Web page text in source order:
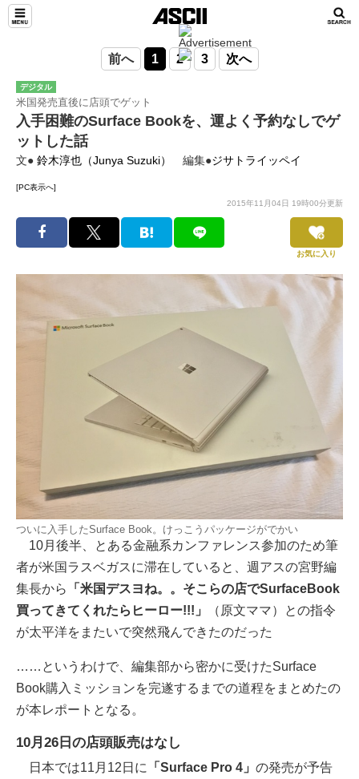
前へ 1 2 3 次へ
デジタル
米国発売直後に店頭でゲット
入手困難のSurface Bookを、運よく予約なしでゲ
ットした話
文● 鈴木淳也（Junya Suzuki） 編集●ジサトライッペイ
[PC表示へ]
2015年11月04日 19時00分更新
お気に入り
ついに入手したSurface Book。けっこうパッケージがでかい
10月後半、とある金融系カンファレンス参加のため筆
者が米国ラスベガスに滞在していると、週アスの宮野編
集長から
「米国デスヨね。。そこらの店でSurfaceBook
買ってきてくれたらヒーロー!!!」
（原文ママ）との指令
が太平洋をまたいで突然飛んできたのだった
……というわけで、編集部から密かに受けたSurface
Book購入ミッションを完遂するまでの道程をまとめたの
が本レポートとなる。
10月26日の店頭販売はなし
日本では11月12日に 「Surface Pro 4」 の発売が予告